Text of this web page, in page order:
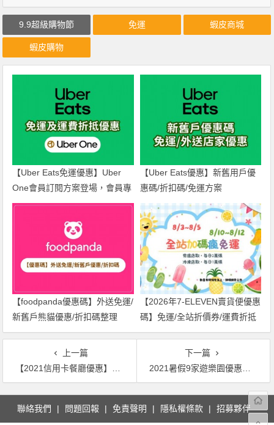
9.9超級購物節 免運 蝦皮商城
蝦皮購物
【Uber Eats免運優惠】Uber
One會員訂閱方案登場，會員專
屬優惠一起看！
【Uber Eats優惠】新舊用戶優
惠碼/折扣碼/免運方案
【foodpanda優惠碼】外送免運/
新舊戶熊貓優惠/折扣碼整理
(2026年)
【2026年7-ELEVEN賣貨便優惠
碼】免運/全站折價券/運費折抵
一次看！
上一篇
【2021信用卡餐廳優惠】自助餐/下午茶買一送一、免費贈主餐！Visa / Mastercard / JCB 全卡友回饋總覽！
下一篇
2021暑假9家遊樂園優惠統整！門票買一送一、學生399、全民499、當日壽星及醫護人員免費、搭摩天輪5折！
文
聯絡我們 問題回報 免責聲明 隱私權條款 招募夥伴